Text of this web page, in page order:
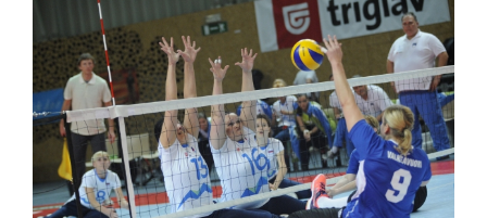
Image